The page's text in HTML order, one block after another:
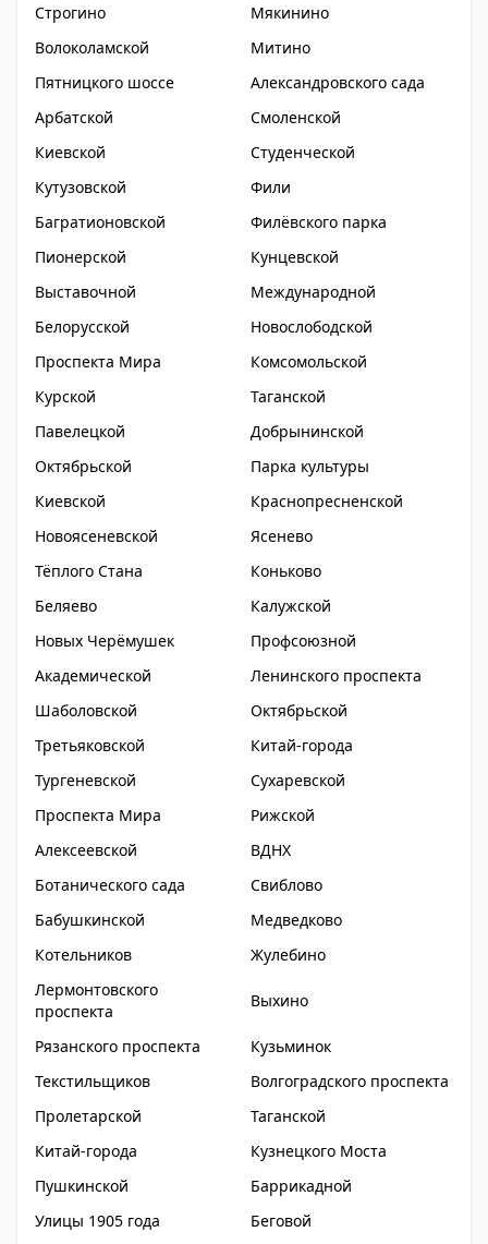
Строгино
Мякинино
Волоколамской
Митино
Пятницкого шоссе
Александровского сада
Арбатской
Смоленской
Киевской
Студенческой
Кутузовской
Фили
Багратионовской
Филёвского парка
Пионерской
Кунцевской
Выставочной
Международной
Белорусской
Новослободской
Проспекта Мира
Комсомольской
Курской
Таганской
Павелецкой
Добрынинской
Октябрьской
Парка культуры
Киевской
Краснопресненской
Новоясеневской
Ясенево
Тёплого Стана
Коньково
Беляево
Калужской
Новых Черёмушек
Профсоюзной
Академической
Ленинского проспекта
Шаболовской
Октябрьской
Третьяковской
Китай-города
Тургеневской
Сухаревской
Проспекта Мира
Рижской
Алексеевской
ВДНХ
Ботанического сада
Свиблово
Бабушкинской
Медведково
Котельников
Жулебино
Лермонтовского
проспекта
Выхино
Рязанского проспекта
Кузьминок
Текстильщиков
Волгоградского проспекта
Пролетарской
Таганской
Китай-города
Кузнецкого Моста
Пушкинской
Баррикадной
Улицы 1905 года
Беговой